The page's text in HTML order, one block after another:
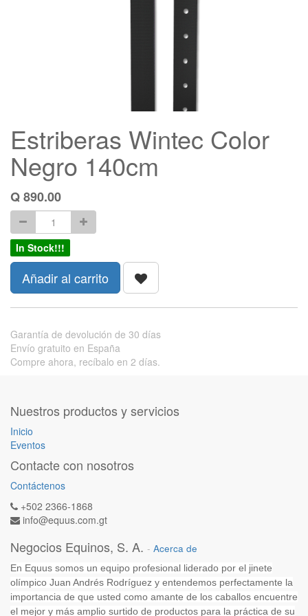
Estriberas Wintec Color
Negro 140cm
Q890.00
In Stock!!!
Añadir al carrito
Garantía de devolución de 30 días
Envío gratuito en España
Compre ahora, recíbalo en 2 días.
Nuestros productos y servicios
Inicio
Eventos
Contacte con nosotros
Contáctenos
+502 2366-1868
info@equus.com.gt
Negocios Equinos, S. A. - Acerca de
En Equus somos un equipo profesional liderado por el jinete
olímpico Juan Andrés Rodríguez y entendemos perfectamente la
importancia de que usted como amante de los caballos encuentre
el mejor y más amplio surtido de productos para la práctica de su